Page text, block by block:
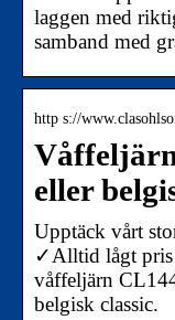
laggen med
samband med
http s://
eller
Upptäck vårt
✓Alltid lågt
våffeljärn
belgisk classic.